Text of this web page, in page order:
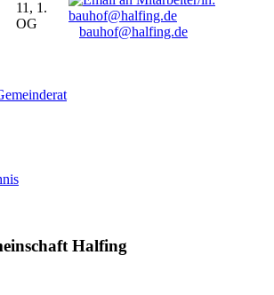
11, 1.
OG
bauhof@halfing.de
Halfing